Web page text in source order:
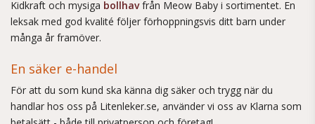
Kidkraft och mysiga bollhavfrån Meow Baby i sortimentet. En
leksak med god kvalité följer förhoppningsvis ditt barn under
många år framöver.
En säker e-handel
För att du som kund ska känna dig säker och trygg när du
handlar hos oss på Litenleker.se, använder vi oss av Klarna som